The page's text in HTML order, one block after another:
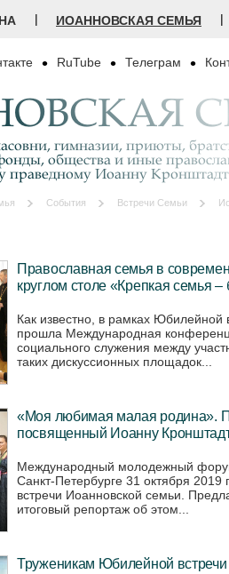
| ИОАННОВСКАЯ СЕМЬЯ |
RuTube Телеграм
гимназии, приюты,
общества и иные
праведному Иоанну
События Встречи Семьи
Православная семья в
круглом столе «Крепкая семья
Как известно, в рамках Юбилейной
прошла Международная
социального служения между
таких дискуссионных площадок...
«Моя любимая малая родина».
посвященный Иоанну
Международный молодежный
Санкт-Петербурге 31 октября
встречи Иоанновской семьи.
итоговый репортаж об этом...
Труженикам Юбилейной